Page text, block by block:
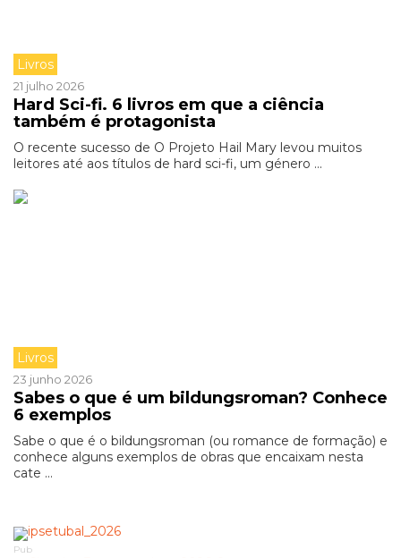
Livros
21 julho 2026
Hard Sci-fi. 6 livros em que a ciência
também é protagonista
O recente sucesso de O Projeto Hail Mary levou muitos
leitores até aos títulos de hard sci-fi, um género ...
Livros
23 junho 2026
Sabes o que é um bildungsroman? Conhece
6 exemplos
Sabe o que é o bildungsroman (ou romance de formação) e
conhece alguns exemplos de obras que encaixam nesta
cate ...
Pub